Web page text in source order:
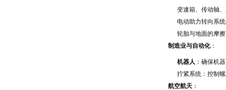
变速箱、传动轴
电动助力转向系
轮胎与地面的摩
制造业与自动化：
机器人 ：确保机
拧紧系统：控制
航空航天 ：